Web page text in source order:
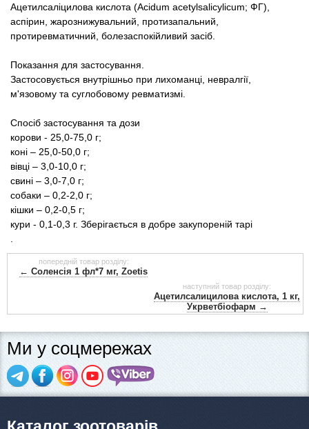
Ацетилсаліцилова кислота (Acidum acetylsalicylicum; ФГ),
аспірин, жарознижувальний, протизапальний,
протиревматичний, болезаспокійливий засіб.
Показання для застосування.
Застосовується внутрішньо при лихоманці, невралгії,
м'язовому та суглобовому ревматизмі.
Спосіб застосування та дози
корови - 25,0-75,0 г;
коні – 25,0-50,0 г;
вівці – 3,0-10,0 г;
свині – 3,0-7,0 г;
собаки – 0,2-2,0 г;
кішки – 0,2-0,5 г;
кури - 0,1-0,3 г. Зберігається в добре закупореній тарі
попередній товар розділу:
← Соленсія 1 фл*7 мг, Zoetis
наступний товар розділу:
Ацетилсалицилова кислота, 1 кг,
Укрветбіофарм →
Ми у соцмережах
Товари для людей
Популярні зоотоварі
Архів / Знято з виробництва